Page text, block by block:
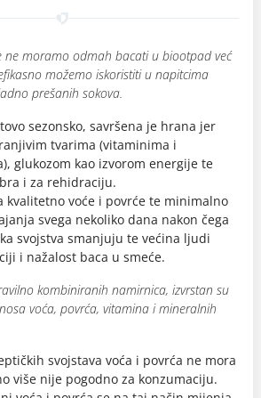
ne moramo odmah bacati u biootpad već
možemo iskoristiti u napitcima
prešanih sokova.
sezonsko, savršena je hrana jer
tvarima (vitaminima i
glukozom kao izvorom energije te
i za rehidraciju.
kvalitetno voće i povrće te minimalno
svega nekoliko dana nakon čega
svojstva smanjuju te većina ljudi
i nažalost baca u smeće.
kombiniranih namirnica, izvrstan su
voća, povrća, vitamina i mineralnih
svojstava voća i povrća ne mora
više nije pogodno za konzumaciju.